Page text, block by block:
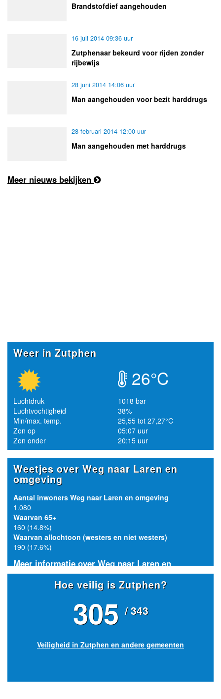
Brandstofdief aangehouden
16 juli 2014 09:36 uur
Zutphenaar bekeurd voor rijden zonder
rijbewijs
28 juni 2014 14:06 uur
Man aangehouden voor bezit harddrugs
28 februari 2014 12:00 uur
Man aangehouden met harddrugs
Meer nieuws bekijken
Weer in Zutphen
26°C
Luchtdruk
1018 bar
Luchtvochtigheid
38%
Min/max. temp.
25,55 tot 27,27°C
Zon op
05:07 uur
Zon onder
20:15 uur
Weetjes over Weg naar Laren en
omgeving
Aantal inwoners Weg naar Laren en omgeving
1.080
Waarvan 65+
160 (14.8%)
Waarvan allochtoon (westers en niet westers)
190 (17.6%)
Meer informatie over Weg naar Laren en
omgeving
Hoe veilig is Zutphen?
305 / 343
Veiligheid in Zutphen en andere gemeenten